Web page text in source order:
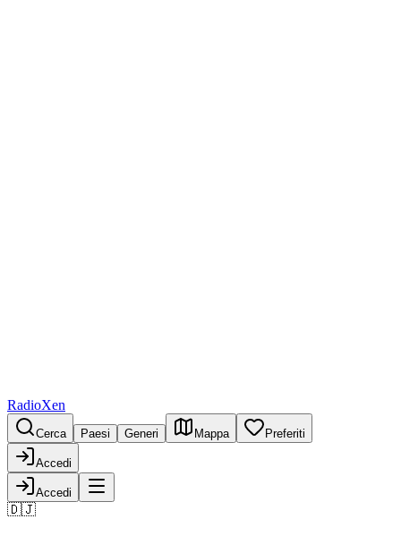
RadioXen
Cerca Paesi Generi Mappa Preferiti
Accedi
Accedi
🇩🇯